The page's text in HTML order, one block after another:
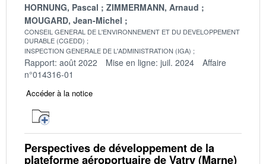
HORNUNG, Pascal
ZIMMERMANN, Arnaud
MOUGARD, Jean-Michel
CONSEIL GENERAL DE L'ENVIRONNEMENT ET DU DEVELOPPEMENT
DURABLE (CGEDD)
INSPECTION GENERALE DE L'ADMINISTRATION (IGA)
Rapport: août 2022 Mise en ligne: juil. 2024
Affaire
n°014316-01
Accéder à la notice
Perspectives de développement de la
plateforme aéroportuaire de Vatry (Marne)